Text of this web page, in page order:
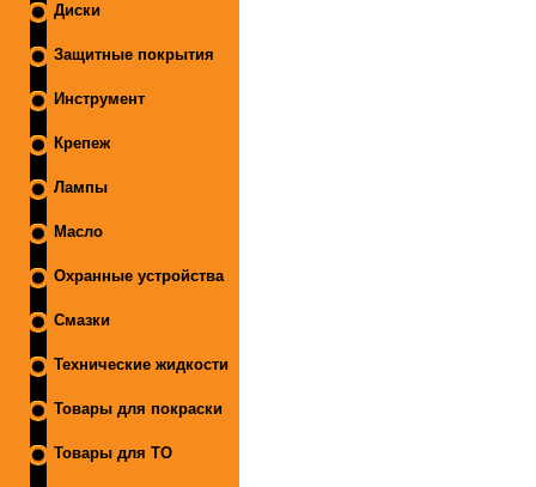
Диски
Защитные покрытия
Инструмент
Крепеж
Лампы
Масло
Охранные устройства
Смазки
Технические жидкости
Товары для покраски
Товары для ТО